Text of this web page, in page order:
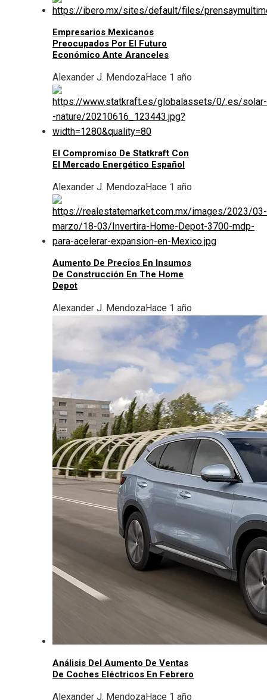
Empresarios Mexicanos
Preocupados Por El Futuro
Económico Ante Aranceles
Alexander J. MendozaHace 1 año
El Compromiso De Statkraft Con
El Mercado Energético Español
Alexander J. MendozaHace 1 año
Aumento De Precios En Insumos
De Construcción En The Home
Depot
Alexander J. MendozaHace 1 año
Análisis Del Aumento De Ventas
De Coches Eléctricos En Febrero
Alexander J. MendozaHace 1 año